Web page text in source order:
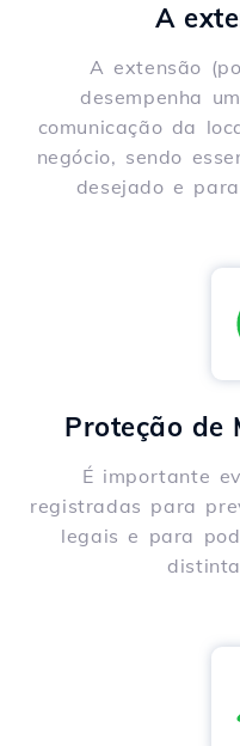
A
A extensão
desempenha
comunicação da
negócio, sendo
desejado e
Proteção de
É importante
registradas para
legais e para